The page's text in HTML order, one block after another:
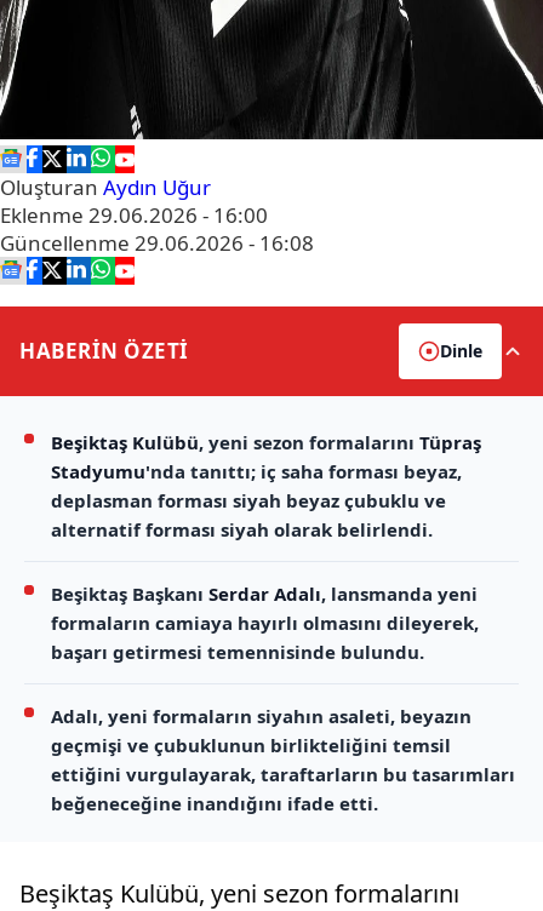
Oluşturan Aydın Uğur
Eklenme 29.06.2026 - 16:00
Güncellenme 29.06.2026 - 16:08
HABERİN ÖZETİ Dinle
Beşiktaş Kulübü, yeni sezon formalarını Tüpraş
Stadyumu'nda tanıttı; iç saha forması beyaz,
deplasman forması siyah beyaz çubuklu ve
alternatif forması siyah olarak belirlendi.
Beşiktaş Başkanı Serdar Adalı, lansmanda yeni
formaların camiaya hayırlı olmasını dileyerek,
başarı getirmesi temennisinde bulundu.
Adalı, yeni formaların siyahın asaleti, beyazın
geçmişi ve çubuklunun birlikteliğini temsil
ettiğini vurgulayarak, taraftarların bu tasarımları
beğeneceğine inandığını ifade etti.
Beşiktaş Kulübü, yeni sezon formalarını